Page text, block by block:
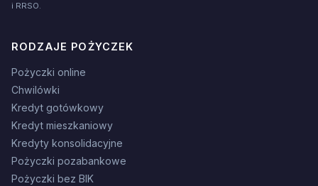
i RRSO.
RODZAJE POŻYCZEK
Pożyczki online
Chwilówki
Kredyt gotówkowy
Kredyt mieszkaniowy
Kredyty konsolidacyjne
Pożyczki pozabankowe
Pożyczki bez BIK